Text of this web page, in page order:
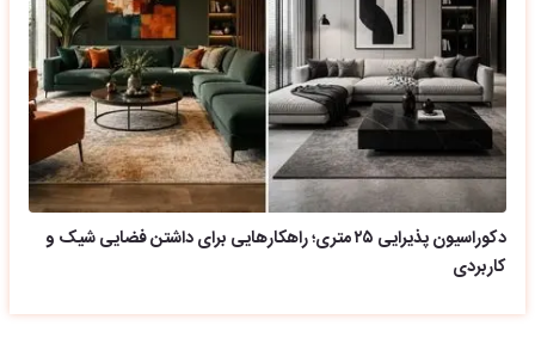
دکوراسیون پذیرایی ۲۵ متری؛ راهکارهایی برای داشتن فضایی شیک و
کاربردی